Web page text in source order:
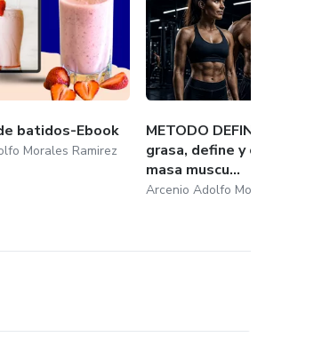
batidos-Ebook
Morales Ramirez
METODO DEFINE+ (Quema
grasa, define y conserva tu
masa muscu...
Arcenio Adolfo Morales Ramirez